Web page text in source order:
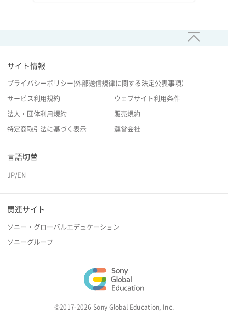
サイト情報
プライバシーポリシー(外部送信規律に関する法定公表事項）
サービス利用規約 ウェブサイト利用条件
法人・団体利用規約 販売規約
特定商取引法に基づく表示 運営会社
言語切替
JP/EN
関連サイト
ソニー・グローバルエデュケーション
ソニーグループ
©2017-2026 Sony Global Education, Inc.